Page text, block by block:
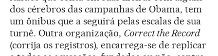
dos cérebros das campanhas de Obama, tem
um ônibus que a seguirá pelas escalas de sua
turnê. Outra organização, Correct the Record
(corrija os registros), encarrega-se de replicar